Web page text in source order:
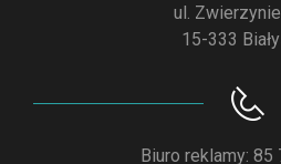
ul.
15-333
Biuro reklamy: 85